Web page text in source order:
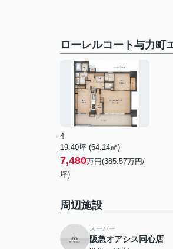
ローレルコート与力町
4
19.40坪 (64.14㎡)
7,480万円(385.57万円/
坪)
周辺施設
スーパー
阪急オアシス同心店